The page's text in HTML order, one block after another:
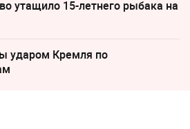
утащило 15-летнего рыбака на
ударом Кремля по